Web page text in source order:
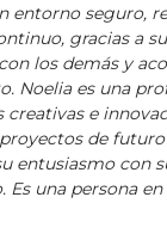
entorno seguro,
gracias a
los demás y
Noelia es una
creativas e
de
entusiasmo con
Es una persona